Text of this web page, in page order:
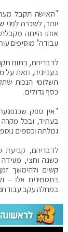
"האישה תקבל
יותר, לשכרה
אותו הייתה
עבודה" מוסיפים
לדבריהם, בתום
בענייניה, וזאת
תשלומי הנכות
כסף גדולים.
"אין ספק
בעתיד, ובכל
גמלתה וכספים
לדבריהם, קביעת
כשנה וחצי,
קשים ולהימשך
בתסמינים אלו –
במחלה עקב